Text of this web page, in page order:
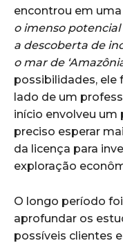
encontrou em
o imenso
a descoberta de
o mar de
possibilidades, ele
lado de um
início envolveu um
preciso esperar
da licença para
exploração
O longo período
aprofundar os
possíveis clientes